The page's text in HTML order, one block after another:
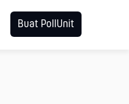
Buat PollUnit